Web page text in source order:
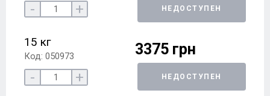
- + НЕДОСТУПЕН
15 кг
Код: 050973 3375 грн
- + НЕДОСТУПЕН